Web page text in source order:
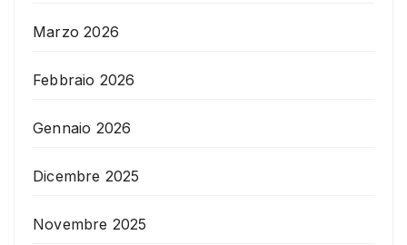
Marzo 2026
Febbraio 2026
Gennaio 2026
Dicembre 2025
Novembre 2025